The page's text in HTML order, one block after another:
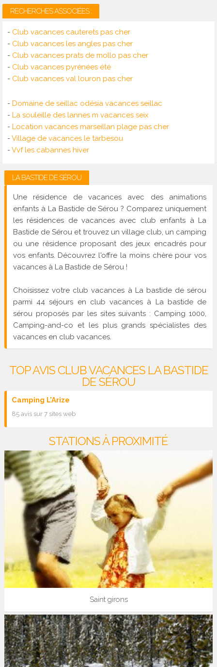
RECHERCHES ASSOCIÉES :
- Club vacances cauterets pas cher
- Club vacances les angles pas cher
- Club vacances prats de mollo pas cher
- Club vacances pyrénées été
- Club vacances val louron pas cher
- Domaine de seillac odésia vacances seillac
- La souleille des lannes m vacances seix
- Location vacances marseillan plage pas cher
-Village de vacances le tarbesou
-Vvf les cabannes hiver
LA BASTIDE DE SÉROU
Une résidence de vacances avec des animations
enfants à La Bastide de Sérou ? Comparez uniquement
les résidences de vacances avec club enfants à La
Bastide de Sérou et trouvez un village club, un camping
ou une résidence proposant des jeux encadrés pour
vos enfants. Découvrez l'offre la moins chère pour vos
vacances à La Bastide de Sérou !
Choisissez votre club vacances à La bastide de sérou
parmi 44 séjours en club vacances à La bastide de
sérou proposés par les sites suivants : Camping 1000,
Camping-and-co et les plus grands spécialistes des
vacances en club vacances.
TOP AVIS CLUB VACANCES LA BASTIDE
DE SÉROU
Camping L'Arize
85 avis sur 7 sites web
STATIONS À PROXIMITÉ
Saint girons